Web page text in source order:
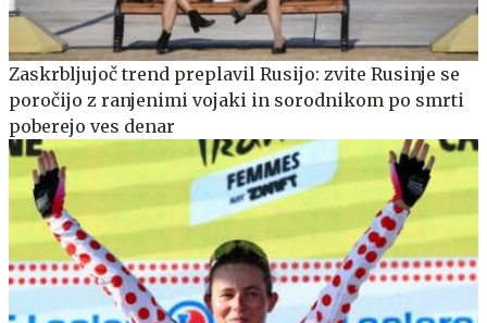
Zaskrbljujoč trend preplavil Rusijo: zvite Rusinje se
poročijo z ranjenimi vojaki in sorodnikom po smrti
poberejo ves denar